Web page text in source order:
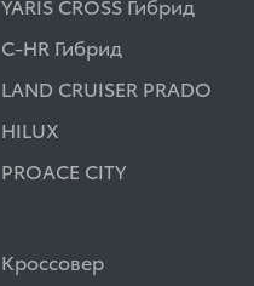
C-HR Гибрид
LAND CRUISER PRADO
HILUX
PROACE CITY
Кроссовер